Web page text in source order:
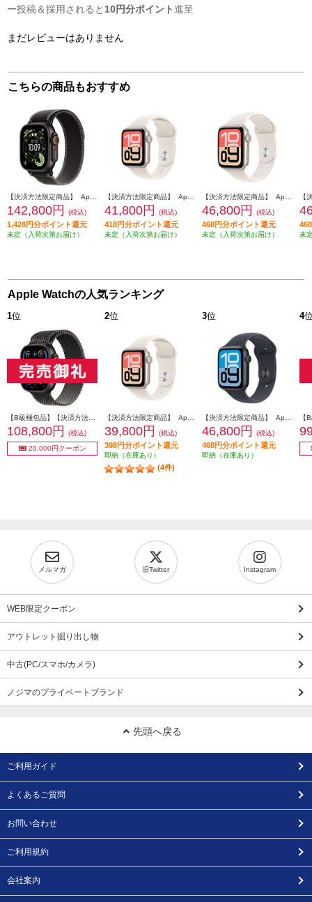
ー投稿＆採用されると 10円分ポイント進呈
まだレビューはありません
こちらの商品もおすすめ
【決済方法限定商品】 Apple Apple Watch Ultra 3（GPS + Cellularモデル）- 49mmブラックチタニウムケースとブラック/チャコールトレイルループ - S/M MF1D4J-A
142,800円 (税込)
1,428円分ポイント還元
未定（入荷次第お届け）
【決済方法限定商品】 Apple Apple Watch SE 3（GPSモデル）- 40mmスターライトアルミニウムケースとスターライトスポーツバンド - M/L MEH54J-A
41,800円 (税込)
418円分ポイント還元
未定（入荷次第お届け）
【決済方法限定商品】 Apple Apple Watch SE 3（GPSモデル）- 44mmスターライトアルミニウムケースとスターライトスポーツバンド - S/M MEHG4J-A
46,800円 (税込)
468円分ポイント還元
未定（入荷次第お届け） 未
Apple Watchの人気ランキング
1位
【B級梱包品】【決済方法限定商品】 APPLE Apple Watch Ultra 2（GPS + Cellularモデル）- 49mmブラックチタニウムケースとブラックチタニウムミラネーゼループ - L MX5V3J-A
108,800円
(税込)
20,000円クーポン
2位
【決済方法限定商品】 Apple Apple Watch SE 3（GPSモデル）- 40mmスターライトアルミニウムケースとスターライトスポーツバンド - S/M MEH34J-A
39,800円 (税込)
398円分ポイント還元
即納（在庫あり）
(4件)
3位
【決済方法限定商品】 Apple Apple Watch SE 3（GPSモデル）- 44mmミッドナイトアルミニウムケースとミッドナイトスポーツバンド - S/M MEHN4J-A
46,800円 (税込)
468円分ポイント還元
即納（在庫あり）
4
メルマガ 旧Twitter Instagram
WEB限定クーポン
アウトレット掘り出し物
中古(PC/スマホ/カメラ)
ノジマのプライベートブランド
先頭へ戻る
ご利用ガイド
よくあるご質問
お問い合わせ
ご利用規約
会社案内